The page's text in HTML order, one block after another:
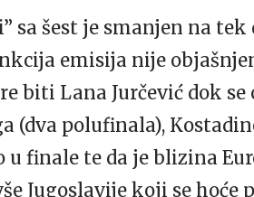
sa šest je smanjen na
emisija nije
biti Lana Jurčević dok
(dva polufinala),
u finale te da je blizina
Jugoslavije koji se